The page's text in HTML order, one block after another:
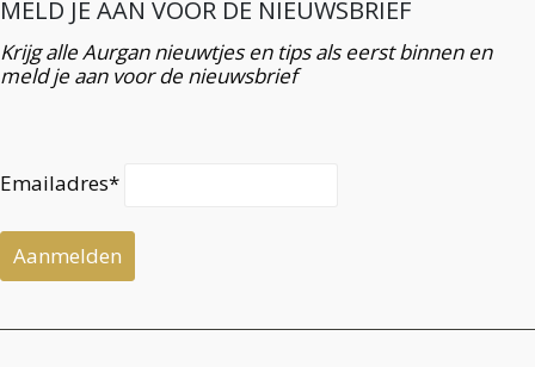
MELD JE AAN VOOR DE NIEUWSBRIEF
Krijg alle Aurgan nieuwtjes en tips als eerst binnen en
meld je aan voor de nieuwsbrief
Emailadres*